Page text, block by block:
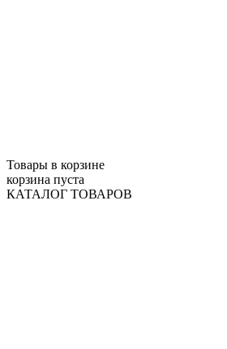
Товары в корзине
корзина пуста
КАТАЛОГ ТОВАРОВ